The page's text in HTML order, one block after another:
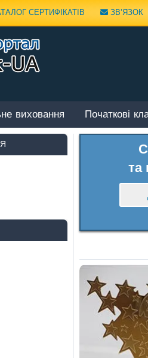
СЕРТИФІКАТІВ ЗВ’ЯЗОК
виховання Початкові
та